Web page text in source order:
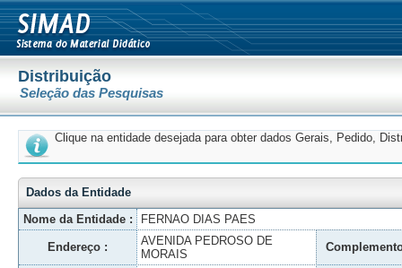
Distribuição
Seleção das Pesquisas
Clique na entidade desejada para obter dados Gerais, Pedido,
Dados da Entidade
Nome da Entidade :
FERNAO DIAS PAES
Endereço :
AVENIDA PEDROSO DE
MORAIS